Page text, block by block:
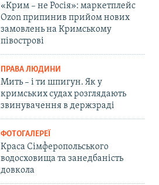
«Крим – не Росія»: маркетплейс
Ozon припинив прийом нових
замовлень на Кримському
півострові
ПРАВА ЛЮДИНИ
Мить – і ти шпигун. Як у
кримських судах розглядають
звинувачення в держзраді
ФОТОГАЛЕРЕЇ
Краса Сімферопольського
водосховища та занедбаність
довкола